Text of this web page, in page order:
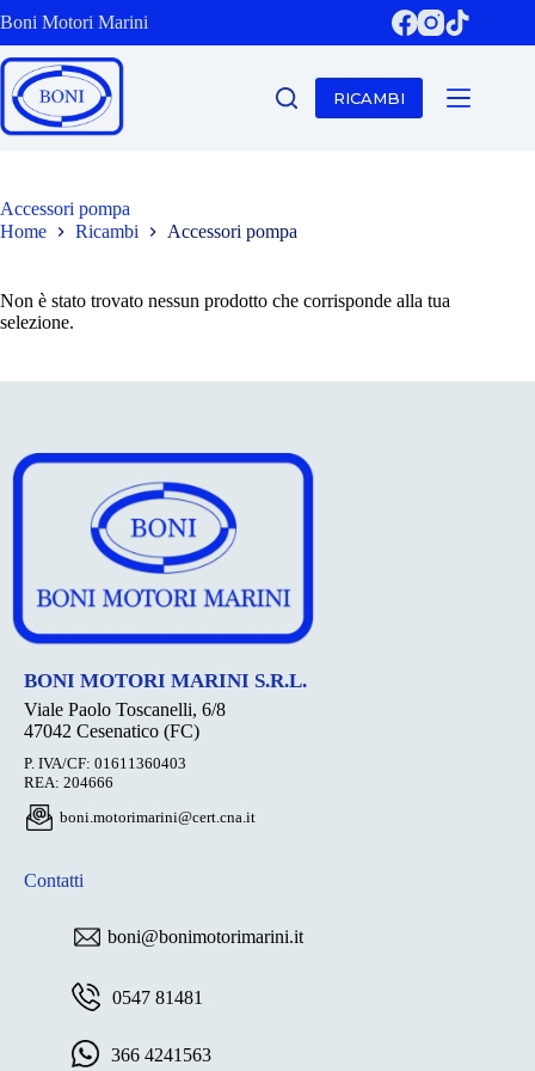
al
contenuto
Boni Motori Marini
RICAMBI
Accessori pompa
Home
Ricambi Accessori pompa
Non è stato trovato nessun prodotto che corrisponde alla tua
selezione.
BONI MOTORI MARINI S.R.L.
Viale Paolo Toscanelli, 6/8
47042 Cesenatico (FC)
P. IVA/CF: 01611360403
REA: 204666
boni.motorimarini@cert.cna.it
Contatti
boni@bonimotorimarini.it
0547 81481
366 4241563